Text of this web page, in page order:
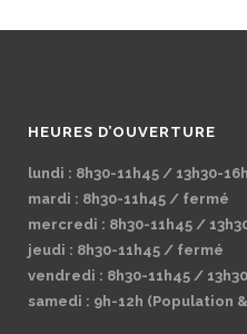
HEURES D’OUVERTURE
lundi : 8h30-11h45 / 13h30-16h
mardi : 8h30-11h45 / fermé
mercredi : 8h30-11h45 /
jeudi : 8h30-11h45 / fermé
vendredi : 8h30-11h45 /
samedi : 9h-12h (Population